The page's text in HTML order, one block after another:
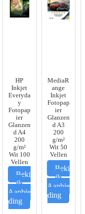
HP
Inkjet
Everyda
y
Fotopap
ier
Glanzen
d A4
200
g/m²
Wit 100
Vellen
Beki
jk
Aanbie
ding
MediaR
ange
Inkjet
Fotopap
ier
Glanzen
d A3
200
g/m²
Wit 50
Vellen
Beki
jk
Aanbie
ding